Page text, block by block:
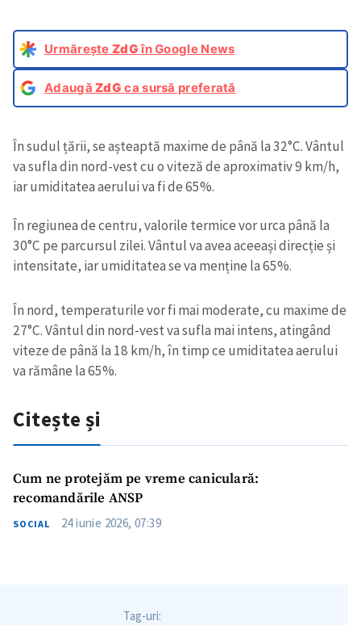
Urmărește ZdGîn Google News
AdaugăZdG ca sursă preferată
În sudul țării, se așteaptă maxime de până la 32°C. Vântul
va sufla din nord-vest cu o viteză de aproximativ 9 km/h,
iar umiditatea aerului va fi de 65%.
În regiunea de centru, valorile termice vor urca până la
30°C pe parcursul zilei. Vântul va avea aceeași direcție și
intensitate, iar umiditatea se va menține la 65%.
În nord, temperaturile vor fi mai moderate, cu maxime de
27°C. Vântul din nord-vest va sufla mai intens, atingând
viteze de până la 18 km/h, în timp ce umiditatea aerului
va rămâne la 65%.
Citește și
Cum ne protejăm pe vreme caniculară:
recomandările ANSP
SOCIAL 24 iunie 2026, 07:39
Tag-uri: